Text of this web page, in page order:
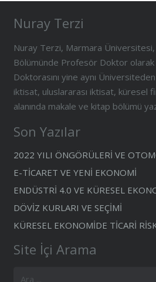
Nuray Terzi
Nuray Terzi, Marmara
Bölümünde Profesör Doktor
Doktorasını yine aynı
iktisat, uluslararası iktisat, küresel
alanında makale ve kitap bölümü
Son Yazılar
2022 YILI ÖNGÖRÜLERİ VE
E-TİCARET VE YENİ EKONOMİ
ENDÜSTRİ 4.0 VE KÜRESEL
DÖVİZ KURLARI VE SEÇİMİ
KÜRESEL EKONOMİDE TİCARİ
Site İçi Arama